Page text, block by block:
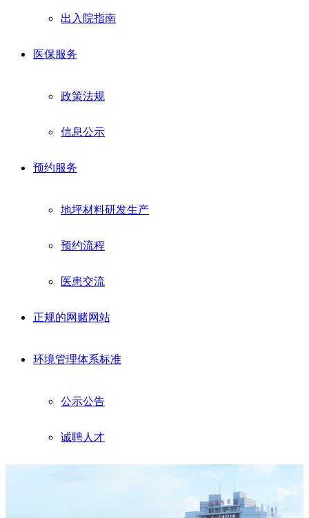
出入院指南
医保服务
政策法规
信息公示
预约服务
地坪材料研发生产
预约流程
医患交流
正规的网赌网站
环境管理体系标准
公示公告
诚聘人才